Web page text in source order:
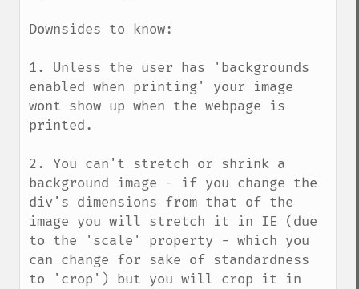
Downsides to know:
1. Unless the user has 'backgrounds
enabled when printing' your image
wont show up when the webpage is
printed.
2. You can't stretch or shrink a
background image - if you change the
div's dimensions from that of the
image you will stretch it in IE (due
to the 'scale' property - which you
can change for sake of standardness
to 'crop') but you will crop it in